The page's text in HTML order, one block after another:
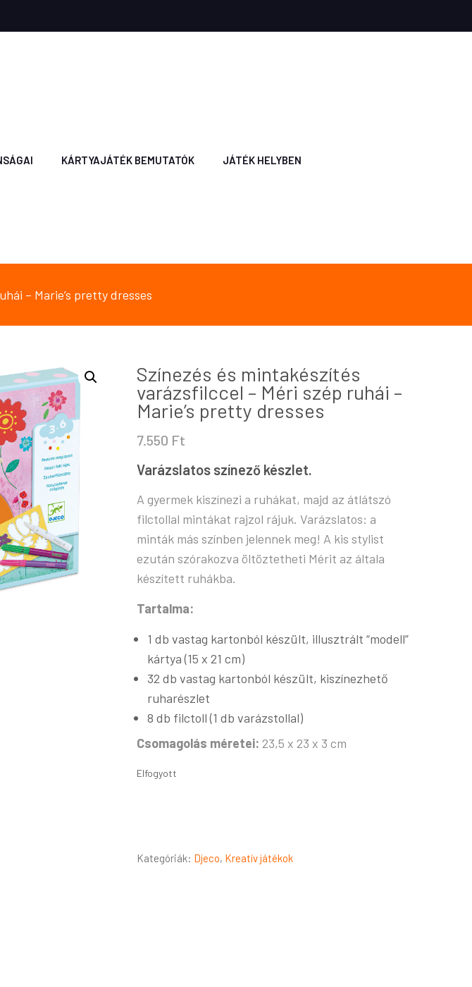
KÁRTYAJÁTÉK BEMUTATÓK JÁTÉK HELYBEN
– Marie’s pretty dresses
Színezés és mintakészítés
varázsfilccel – Méri szép ruhái –
Marie’s pretty dresses
7.550 Ft
Varázslatos színező készlet.
A gyermek kiszínezi a ruhákat, majd az átlátszó
filctollal mintákat rajzol rájuk. Varázslatos: a
minták más színben jelennek meg! A kis stylist
ezután szórakozva öltöztetheti Mérit az általa
készített ruhákba.
Tartalma:
1 db vastag kartonból készült, illusztrált “modell”
kártya (15 x 21 cm)
32 db vastag kartonból készült, kiszínezhető
ruharészlet
8 db filctoll (1 db varázstollal)
Csomagolás méretei: 23,5 x 23 x 3 cm
Elfogyott
Kategóriák: Djeco, Kreatív játékok